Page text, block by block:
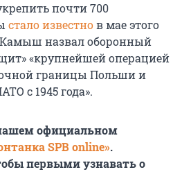
почти 700
стало известнов мае этого
Камыш назвал оборонный
«крупнейшей операцией
границы Польши и
с 1945 года».
официальном
SPB online».
первыми узнавать о